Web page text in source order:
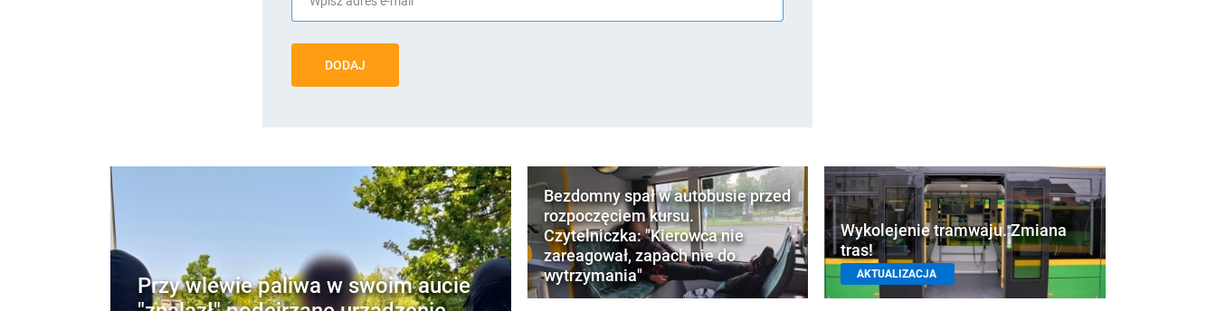
DODAJ
Przy wlewie paliwa w swoim aucie
Bezdomny spał w autobusie przed
rozpoczęciem kursu.
Czytelniczka: "Kierowca nie
zareagował, zapach nie do
wytrzymania"
Wykolejenie tramwaju. Zmiana
tras!
AKTUALIZACJA